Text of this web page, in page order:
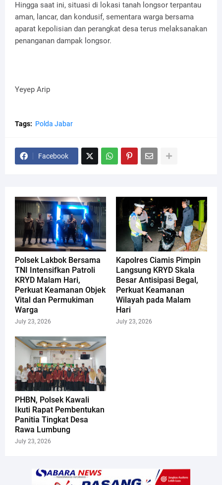
Hingga saat ini, situasi di lokasi tanah longsor terpantau
aman, lancar, dan kondusif, sementara warga bersama
aparat kepolisian dan perangkat desa terus melaksanakan
penanganan dampak longsor.
Yeyep Arip
Tags: Polda Jabar
Facebook
Polsek Lakbok Bersama
TNI Intensifkan Patroli
KRYD Malam Hari,
Perkuat Keamanan Objek
Vital dan Permukiman
Warga
July 23, 2026
Kapolres Ciamis Pimpin
Langsung KRYD Skala
Besar Antisipasi Begal,
Perkuat Keamanan
Wilayah pada Malam
Hari
July 23, 2026
PHBN, Polsek Kawali
Ikuti Rapat Pembentukan
Panitia Tingkat Desa
Rawa Lumbung
July 23, 2026